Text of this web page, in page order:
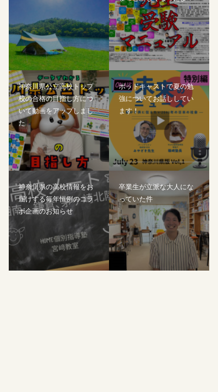
神奈川県公立高校トップ
校の合格の目指し方につ
いて動画をアップしまし
た
ポッドキャストで夏の勉
強についてお話ししてい
ます！
神奈川県の高校情報をお
届けする毎年恒例のコラ
ボ企画のお知らせ
卒業生が立派な大人にな
っていた件